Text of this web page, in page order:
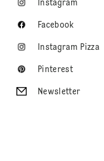
Instagram
Facebook
Instagram Pizza
Pinterest
Newsletter